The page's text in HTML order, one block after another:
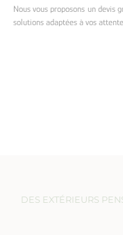
Nous vous proposons un devis
solutions adaptées à vos
DES EXTÉRIEURS